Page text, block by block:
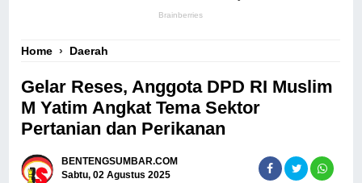
Home › Daerah
Gelar Reses, Anggota DPD RI Muslim
M Yatim Angkat Tema Sektor
Pertanian dan Perikanan
BENTENGSUMBAR.COM
Sabtu, 02 Agustus 2025